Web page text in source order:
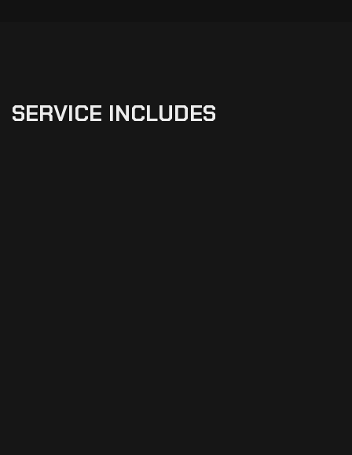
SERVICE INCLUDES